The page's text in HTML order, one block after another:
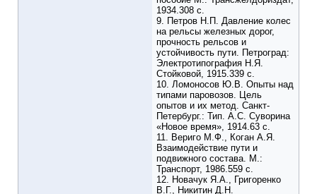
1934.308 с.
9. Петров Н.П. Давление колес
на рельсы железных дорог,
прочность рельсов и
устойчивость пути. Петроград:
Электротипография Н.Я.
Стойковой, 1915.339 с.
10. Ломоносов Ю.В. Опыты над
типами паровозов. Цель
опытов и их метод. Санкт-
Петербург.: Тип. А.С. Суворина
«Новое время», 1914.63 с.
11. Вериго М.Ф., Коган А.Я.
Взаимодействие пути и
подвижного состава. М.:
Транспорт, 1986.559 с.
12. Новачук Я.А., Григоренко
В.Г., Никитин Д.Н.